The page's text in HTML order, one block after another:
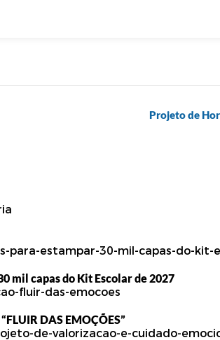
Projeto de
mil capas do Kit Escolar de 2027
DAS EMOÇÕES”